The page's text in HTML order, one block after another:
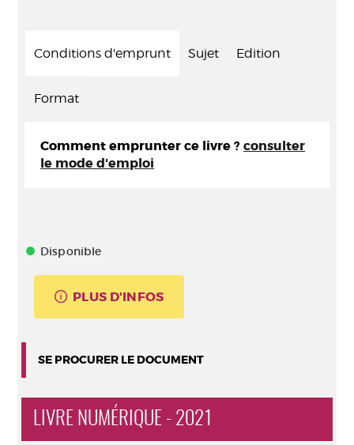
Conditions d'emprunt Sujet Edition
Format
Comment emprunter ce livre ? consulter
le mode d'emploi
Disponible
PLUS D'INFOS
SE PROCURER LE DOCUMENT
LIVRE NUMÉRIQUE - 2021